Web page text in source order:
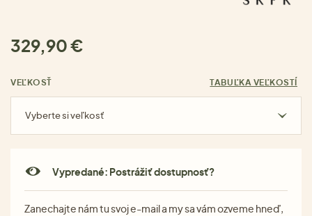
329,90 €
VEĽKOSŤ TABUĽKA VEĽKOSTÍ
Vyberte si veľkosť
Vypredané: Postrážiť dostupnosť?
Zanechajte nám tu svoj e-mail a my sa vám ozveme hneď,